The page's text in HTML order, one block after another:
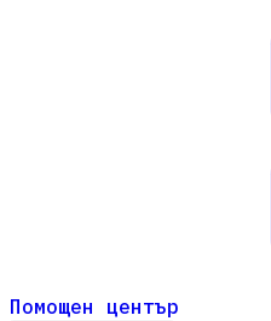
Помощен център